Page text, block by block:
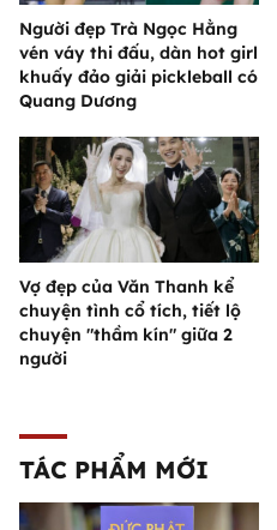
Người đẹp Trà Ngọc Hằng
vén váy thi đấu, dàn hot girl
khuấy đảo giải pickleball có
Quang Dương
Vợ đẹp của Văn Thanh kể
chuyện tình cổ tích, tiết lộ
chuyện "thầm kín" giữa 2
người
TÁC PHẨM MỚI